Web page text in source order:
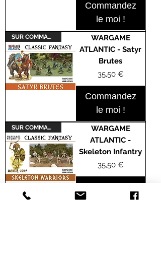
Commandez
le moi !
SUR COMMANDE
WARGAME
ATLANTIC - Satyr
Brutes
Prix
35,50 €
Commandez
le moi !
SUR COMMANDE
WARGAME
ATLANTIC -
Skeleton Infantry
Prix
35,50 €